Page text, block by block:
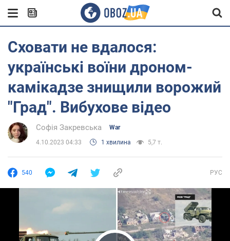
Сховати не вдалося:
українські воїни дроном-
камікадзе знищили ворожий
"Град". Вибухове відео
Софія Закревська War
4.10.2023 04:33 1 хвилина 5,7 т.
540 РУС